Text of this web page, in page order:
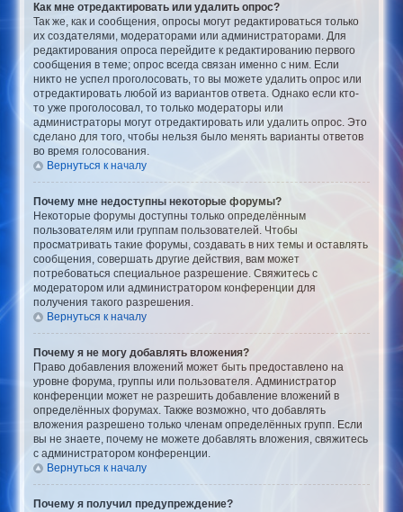
Как мне отредактировать или удалить опрос?
Так же, как и сообщения, опросы могут редактироваться только
их создателями, модераторами или администраторами. Для
редактирования опроса перейдите к редактированию первого
сообщения в теме; опрос всегда связан именно с ним. Если
никто не успел проголосовать, то вы можете удалить опрос или
отредактировать любой из вариантов ответа. Однако если кто-
то уже проголосовал, то только модераторы или
администраторы могут отредактировать или удалить опрос. Это
сделано для того, чтобы нельзя было менять варианты ответов
во время голосования.
Вернуться к началу
Почему мне недоступны некоторые форумы?
Некоторые форумы доступны только определённым
пользователям или группам пользователей. Чтобы
просматривать такие форумы, создавать в них темы и оставлять
сообщения, совершать другие действия, вам может
потребоваться специальное разрешение. Свяжитесь с
модератором или администратором конференции для
получения такого разрешения.
Вернуться к началу
Почему я не могу добавлять вложения?
Право добавления вложений может быть предоставлено на
уровне форума, группы или пользователя. Администратор
конференции может не разрешить добавление вложений в
определённых форумах. Также возможно, что добавлять
вложения разрешено только членам определённых групп. Если
вы не знаете, почему не можете добавлять вложения, свяжитесь
с администратором конференции.
Вернуться к началу
Почему я получил предупреждение?